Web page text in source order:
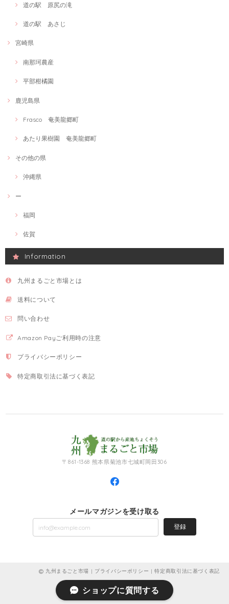
道の駅 原尻の滝
道の駅 あさじ
宮崎県
南那珂農産
平部柑橘園
鹿児島県
Frasco 奄美龍郷町
あたり果樹園 奄美龍郷町
その他の県
沖縄県
ー
福岡
佐賀
Information
九州まるごと市場とは
送料について
問い合わせ
Amazon Payご利用時の注意
プライバシーポリシー
特定商取引法に基づく表記
〒861-1368 熊本県菊池市七城町岡田306
メールマガジンを受け取る
登録
九州まるごと市場 | プライバシーポリシー |特定商取引法に基づく表記
ショップに質問する